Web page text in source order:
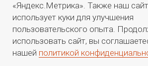
РТ-ОЙЛ Каталог Поиск
КУПИТЬ
Mobilfluid 424 – многофункциональное
высокими эксплуатационными
«Яндекс.Метрика». Также наш сайт
использует куки для улучшения
пользовательского опыта.
использовать сайт, вы
нашей политикой